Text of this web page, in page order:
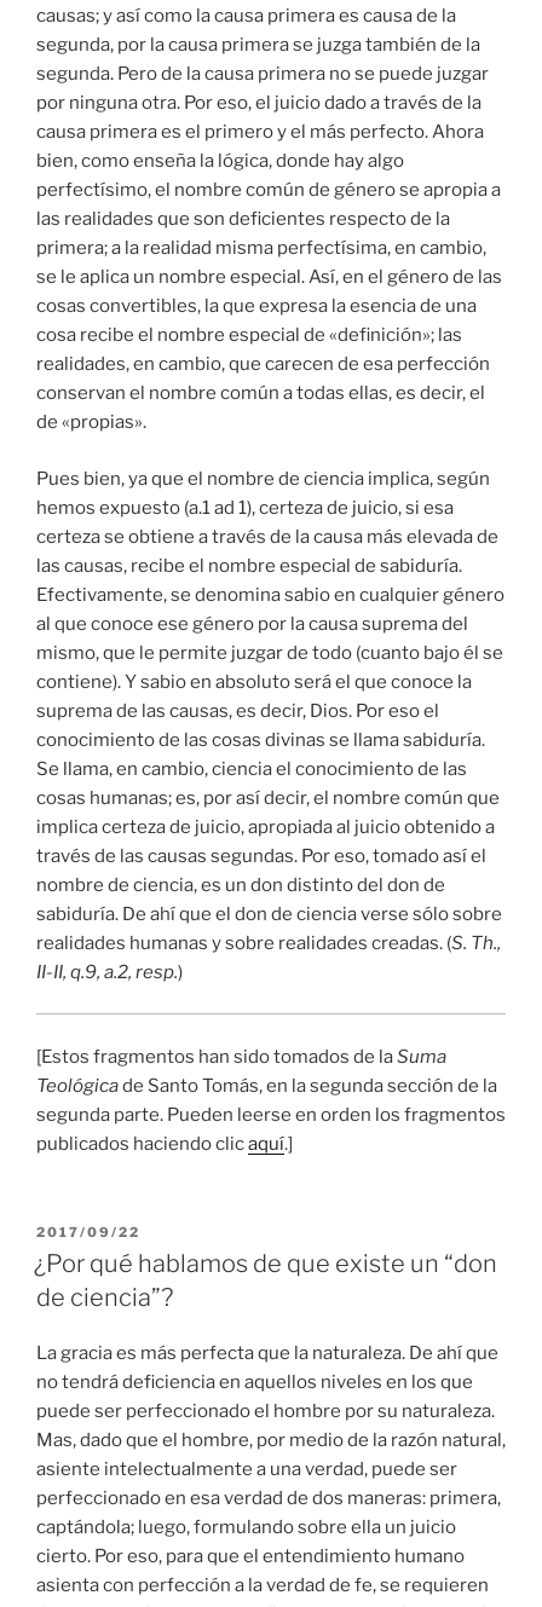
causas; y así como la causa primera es causa de la
segunda, por la causa primera se juzga también de la
segunda. Pero de la causa primera no se puede juzgar
por ninguna otra. Por eso, el juicio dado a través de la
causa primera es el primero y el más perfecto. Ahora
bien, como enseña la lógica, donde hay algo
perfectísimo, el nombre común de género se apropia a
las realidades que son deficientes respecto de la
primera; a la realidad misma perfectísima, en cambio,
se le aplica un nombre especial. Así, en el género de las
cosas convertibles, la que expresa la esencia de una
cosa recibe el nombre especial de «definición»; las
realidades, en cambio, que carecen de esa perfección
conservan el nombre común a todas ellas, es decir, el
de «propias».
Pues bien, ya que el nombre de ciencia implica, según
hemos expuesto (a.1 ad 1), certeza de juicio, si esa
certeza se obtiene a través de la causa más elevada de
las causas, recibe el nombre especial de sabiduría.
Efectivamente, se denomina sabio en cualquier género
al que conoce ese género por la causa suprema del
mismo, que le permite juzgar de todo (cuanto bajo él se
contiene). Y sabio en absoluto será el que conoce la
suprema de las causas, es decir, Dios. Por eso el
conocimiento de las cosas divinas se llama sabiduría.
Se llama, en cambio, ciencia el conocimiento de las
cosas humanas; es, por así decir, el nombre común que
implica certeza de juicio, apropiada al juicio obtenido a
través de las causas segundas. Por eso, tomado así el
nombre de ciencia, es un don distinto del don de
sabiduría. De ahí que el don de ciencia verse sólo sobre
realidades humanas y sobre realidades creadas. (S. Th.,
II-II, q.9, a.2, resp.)
[Estos fragmentos han sido tomados de laSuma
Teológicade Santo Tomás, en la segunda sección de la
segunda parte. Pueden leerse en orden los fragmentos
publicados haciendo clicaquí.]
PUBLICADO
EL
2017/09/22
¿Por qué hablamos de que existe un “don
de ciencia”?
La gracia es más perfecta que la naturaleza. De ahí que
no tendrá deficiencia en aquellos niveles en los que
puede ser perfeccionado el hombre por su naturaleza.
Mas, dado que el hombre, por medio de la razón natural,
asiente intelectualmente a una verdad, puede ser
perfeccionado en esa verdad de dos maneras: primera,
captándola; luego, formulando sobre ella un juicio
cierto. Por eso, para que el entendimiento humano
asienta con perfección a la verdad de fe, se requieren